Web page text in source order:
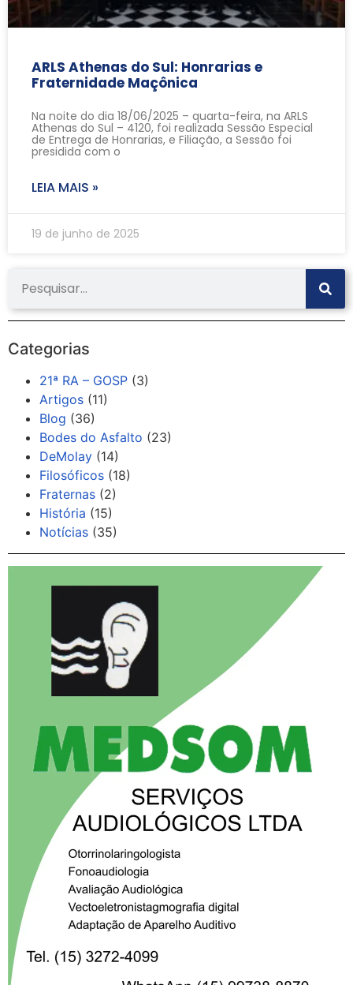
ARLS Athenas do Sul: Honrarias e
Fraternidade Maçônica
Na noite do dia 18/06/2025 – quarta-feira, na ARLS
Athenas do Sul – 4120, foi realizada Sessão Especial
de Entrega de Honrarias, e Filiação, a Sessão foi
presidida com o
LEIA MAIS »
19 de junho de 2025
Categorias
21ª RA – GOSP (3)
Artigos (11)
Blog (36)
Bodes do Asfalto (23)
DeMolay (14)
Filosóficos (18)
Fraternas (2)
História (15)
Notícias (35)